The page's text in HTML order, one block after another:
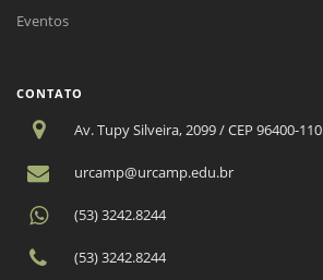
Eventos
CONTATO
Av. Tupy Silveira, 2099 / CEP 96400-110
urcamp@urcamp.edu.br
(53) 3242.8244
(53) 3242.8244